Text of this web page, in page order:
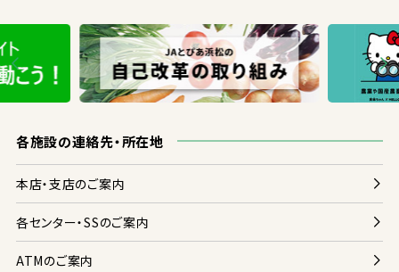
各施設の連絡先・所在地
本店・支店のご案内
各センター・SSのご案内
ATMのご案内